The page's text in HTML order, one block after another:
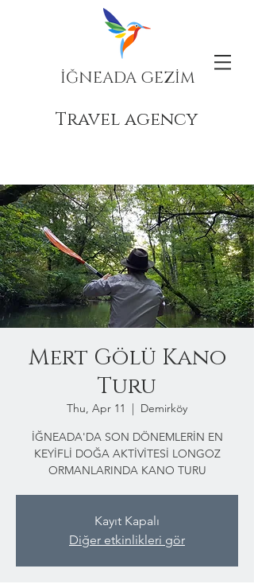
İĞNEADA GEZİM
Travel agency
Mert Gölü Kano
Turu
Thu, Apr 11
  |
Demirköy
İĞNEADA'DA SON DÖNEMLERİN EN
KEYİFLİ DOĞA AKTİVİTESİ LONGOZ
ORMANLARINDA KANO TURU
Kayıt Kapalı
Diğer etkinlikleri gör